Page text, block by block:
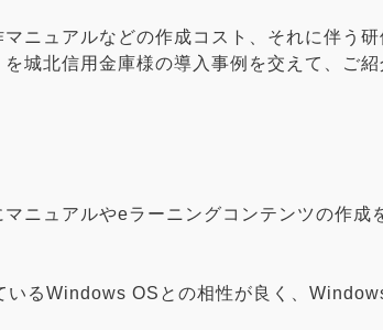
ニュアルなどの作成コスト、それに伴う
城北信用金庫様の導入事例を交えて、ご紹
ニュアルやeラーニングコンテンツの作成
るWindows OSとの相性が良く、